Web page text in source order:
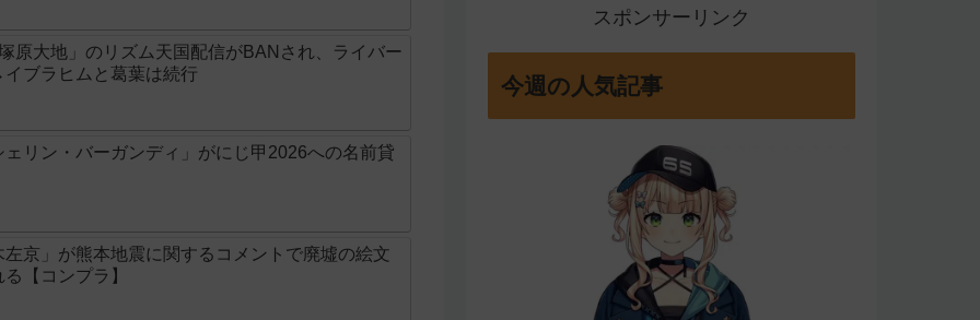
原大地」のリズム天国配信がBANされ、ライバー
ブラヒムと葛葉は続行
リン・バーガンディ」がにじ甲2026への名前貸
京」が熊本地震に関するコメントで廃墟の絵文
【コンプラ】
スポンサーリンク
今週の人気記事